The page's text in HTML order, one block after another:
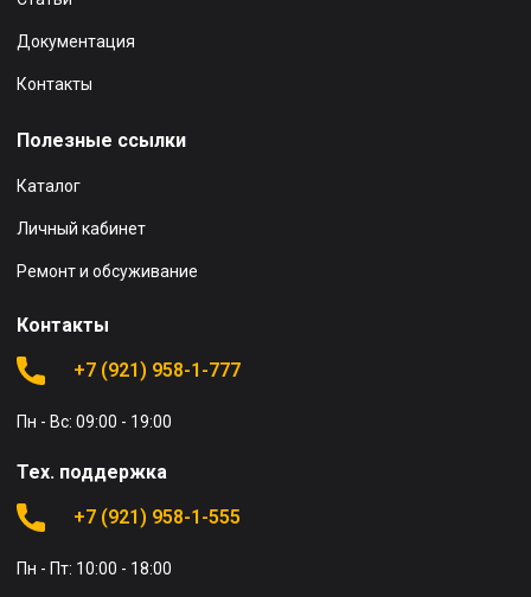
Документация
Контакты
Полезные ссылки
Каталог
Личный кабинет
Ремонт и обсуживание
Контакты
+7 (921) 958-1-777
Пн - Вс: 09:00 - 19:00
Тех. поддержка
+7 (921) 958-1-555
Пн - Пт: 10:00 - 18:00